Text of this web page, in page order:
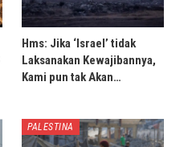
Hms: Jika ‘Israel’ tidak
Laksanakan Kewajibannya,
Kami pun tak Akan…
PALESTINA